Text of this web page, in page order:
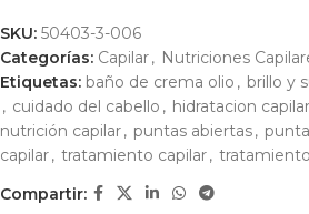
SKU: 50403-3-006
Categorías: Capilar, Nutriciones
Etiquetas: baño de crema olio , brillo y
, cuidado del cabello , hidratacion capilar
nutrición capilar, puntas abiertas,
capilar, tratamiento capilar,
Compartir: